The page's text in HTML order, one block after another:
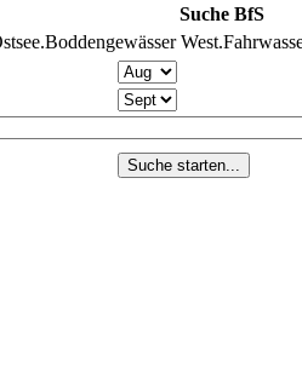
Suche BfS
Suche starten...